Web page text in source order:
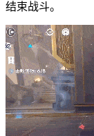
结束战斗。